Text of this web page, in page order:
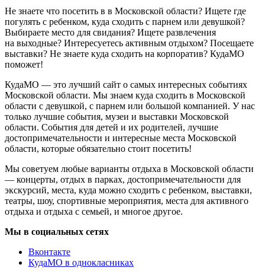
Не знаете что посетить в в Московской области? Ищете где
погулять с ребенком, куда сходить с парнем или девушкой?
Выбираете место для свидания? Ищете развлечения
на выходные? Интересуетесь активным отдыхом? Посещаете
выставки? Не знаете куда сходить на корпоратив? КудаМО
поможет!
КудаМО — это лучший сайт о самых интересных событиях
Московской области. Мы знаем куда сходить в Московской
области с девушкой, с парнем или большой компанией. У нас
только лучшие события, музеи и выставки Московской
области. События для детей и их родителей, лучшие
достопримечательности и интересные места Московской
области, которые обязательно стоит посетить!
Мы советуем любые варианты отдыха в Московской области
— концерты, отдых в парках, достопримечательности для
экскурсий, места, куда можно сходить с ребенком, выставки,
театры, шоу, спортивные мероприятия, места для активного
отдыха и отдыха с семьей, и многое другое.
Мы в социальных сетях
Вконтакте
КудаМО в однокласниках